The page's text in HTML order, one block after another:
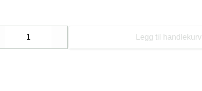
Decrease
Legg til handlekurv